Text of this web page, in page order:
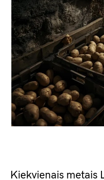
Kiekvienais metais